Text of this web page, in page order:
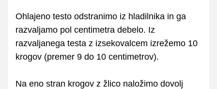
Ohlajeno testo odstranimo iz hladilnika in ga
razvaljamo pol centimetra debelo. Iz
razvaljanega testa z izsekovalcem izrežemo 10
krogov (premer 9 do 10 centimetrov).
Na eno stran krogov z žlico naložimo dovolj